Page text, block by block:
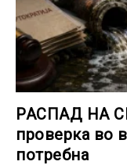
РАСПАД НА
проверка во
потребна